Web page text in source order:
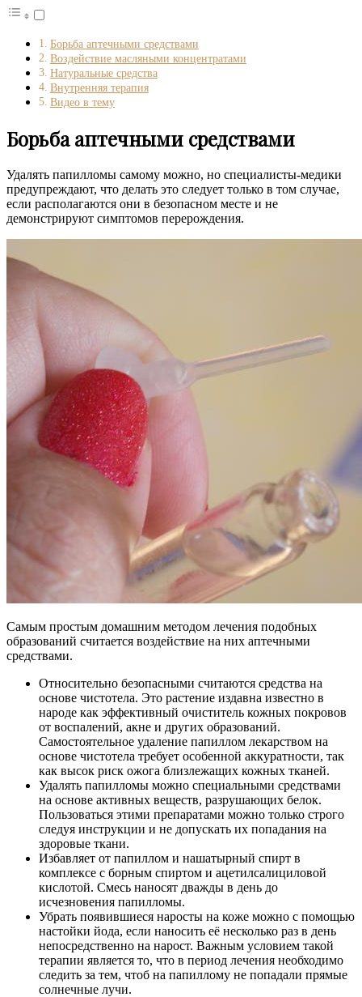
Борьба аптечными средствами
Воздействие масляными концентратами
Натуральные средства
Внутренняя терапия
Видео в тему
Борьба аптечными средствами
Удалять папилломы самому можно, но специалисты-медики
предупреждают, что делать это следует только в том случае,
если располагаются они в безопасном месте и не
демонстрируют симптомов перерождения.
Самым простым домашним методом лечения подобных
образований считается воздействие на них аптечными
средствами.
Относительно безопасными считаются средства на
основе чистотела. Это растение издавна известно в
народе как эффективный очиститель кожных покровов
от воспалений, акне и других образований.
Самостоятельное удаление папиллом лекарством на
основе чистотела требует особенной аккуратности, так
как высок риск ожога близлежащих кожных тканей.
Удалять папилломы можно специальными средствами
на основе активных веществ, разрушающих белок.
Пользоваться этими препаратами можно только строго
следуя инструкции и не допускать их попадания на
здоровые ткани.
Избавляет от папиллом и нашатырный спирт в
комплексе с борным спиртом и ацетилсалициловой
кислотой. Смесь наносят дважды в день до
исчезновения папилломы.
Убрать появившиеся наросты на коже можно с помощью
настойки йода, если наносить её несколько раз в день
непосредственно на нарост. Важным условием такой
терапии является то, что в период лечения необходимо
следить за тем, чтоб на папиллому не попадали прямые
солнечные лучи.